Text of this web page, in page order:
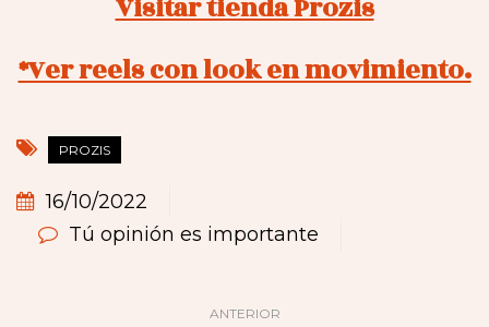
Visitar tienda Prozis
*Ver reels con look en movimiento.
PROZIS
16/10/2022
Tú opinión es importante
ANTERIOR